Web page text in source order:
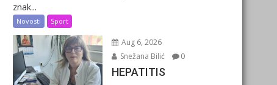
znak...
Novosti Sport
Aug 6, 2026
Snežana Bilić
0
HEPATITIS